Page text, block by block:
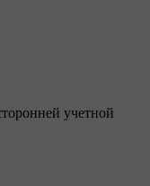
учетной